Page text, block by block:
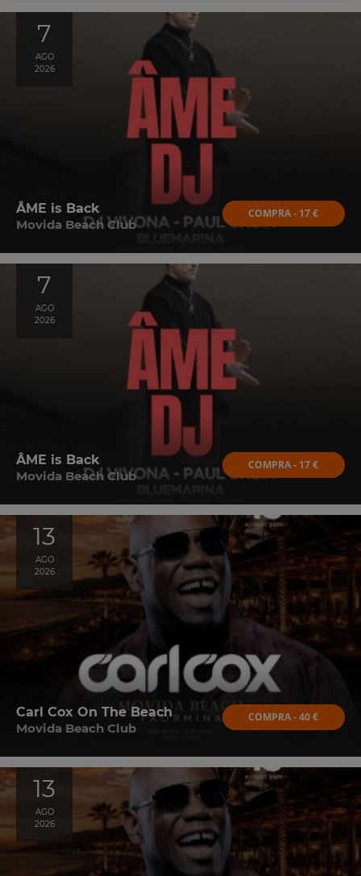
7
AGO
2026
ÂME is Back
Movida Beach Club
COMPRA - 17 €
7
AGO
2026
ÂME is Back
Movida Beach Club
COMPRA - 17 €
13
AGO
2026
Carl Cox On The Beach
Movida Beach Club
COMPRA - 40 €
13
AGO
2026